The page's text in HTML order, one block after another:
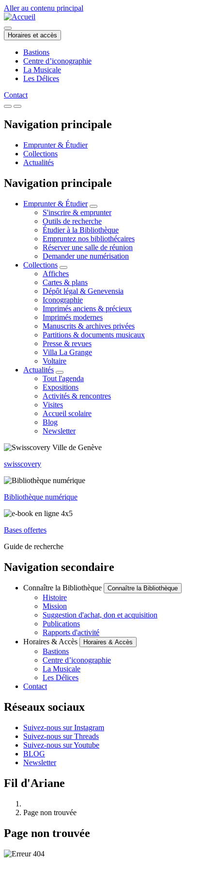
Aller au contenu principal
Horaires et accès
Bastions
Centre d’iconographie
La Musicale
Les Délices
Contact
Navigation principale
Emprunter & Étudier
Collections
Actualités
Navigation principale
Emprunter & Étudier
S'inscrire & emprunter
Outils de recherche
Étudier à la Bibliothèque
Empruntez nos bibliothécaires
Réserver une salle de réunion
Demander une numérisation
Collections
Affiches
Cartes & plans
Dépôt légal & Genevensia
Iconographie
Imprimés anciens & précieux
Imprimés modernes
Manuscrits & archives privées
Partitions & documents musicaux
Presse & revues
Villa La Grange
Voltaire
Actualités
Tout l'agenda
Expositions
Activités & rencontres
Visites
Accueil scolaire
Blog
Newsletter
swisscovery
Bibliothèque numérique
Bases offertes
Guide de recherche
Navigation secondaire
Connaître la Bibliothèque Connaître la Bibliothèque
Histoire
Mission
Suggestion d'achat, don et acquisition
Publications
Rapports d'activité
Horaires & Accès
Horaires & Accès
Bastions
Centre d’iconographie
La Musicale
Les Délices
Contact
Réseaux sociaux
Suivez-nous sur Instagram
Suivez-nous sur Threads
Suivez-nous sur Youtube
BLOG
Newsletter
Fil d'Ariane
Page non trouvée
Page non trouvée